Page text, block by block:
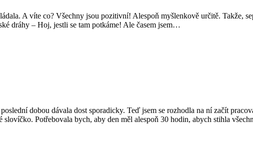
A víte co? Všechny jsou pozitivní! Alespoň myšlenkově určitě. Takže,
dráhy – Hoj, jestli se tam potkáme! Ale časem jsem…
dobou dávala dost sporadicky. Teď jsem se rozhodla na ní začít
Potřebovala bych, aby den měl alespoň 30 hodin, abych stihla